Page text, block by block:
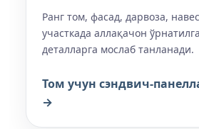
Ранг том, фасад, дарвоза,
участкада аллақачон
деталларга мослаб танланади.
Том учун сэндвич-
→